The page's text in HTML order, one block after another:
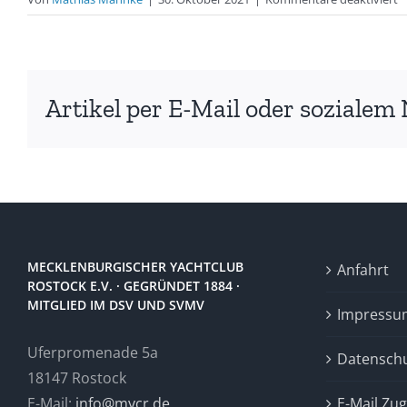
Artikel per E-Mail oder sozialem
MECKLENBURGISCHER YACHTCLUB
ROSTOCK E.V. · GEGRÜNDET 1884 ·
MITGLIED IM DSV UND SVMV
Uferpromenade 5a
18147 Rostock
Anfahrt